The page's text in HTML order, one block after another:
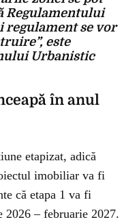
Regulamentului
regulament se vor
este
Urbanistic
în anul
etapizat, adică
imobiliar va fi
că etapa 1 va fi
2026 – februarie 2027.